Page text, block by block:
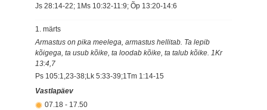
Js 28:14-22; 1Ms 10:32-11:9; Õp 13:20-14:6
1. märts
Armastus on pika meelega, armastus hellitab. Ta lepib
kõigega, ta usub kõike, ta loodab kõike, ta talub kõike. 1Kr
13:4,7
Ps 105:1,23-38;Lk 5:33-39;1Tm 1:14-15
Vastlapäev
07.18 - 17.50